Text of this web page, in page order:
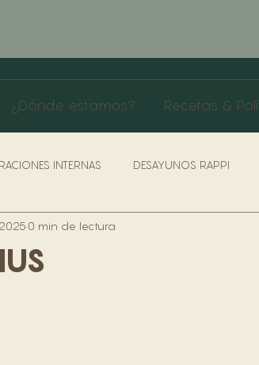
¿Dónde estamos? Recetas &
INTERNAS DESAYUNOS RAPPI
SERVICIO ROLES COCINA
0 min de lectura